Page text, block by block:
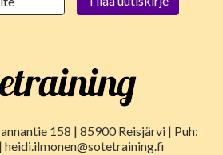
158 | 85900 Reisjärvi | Puh: